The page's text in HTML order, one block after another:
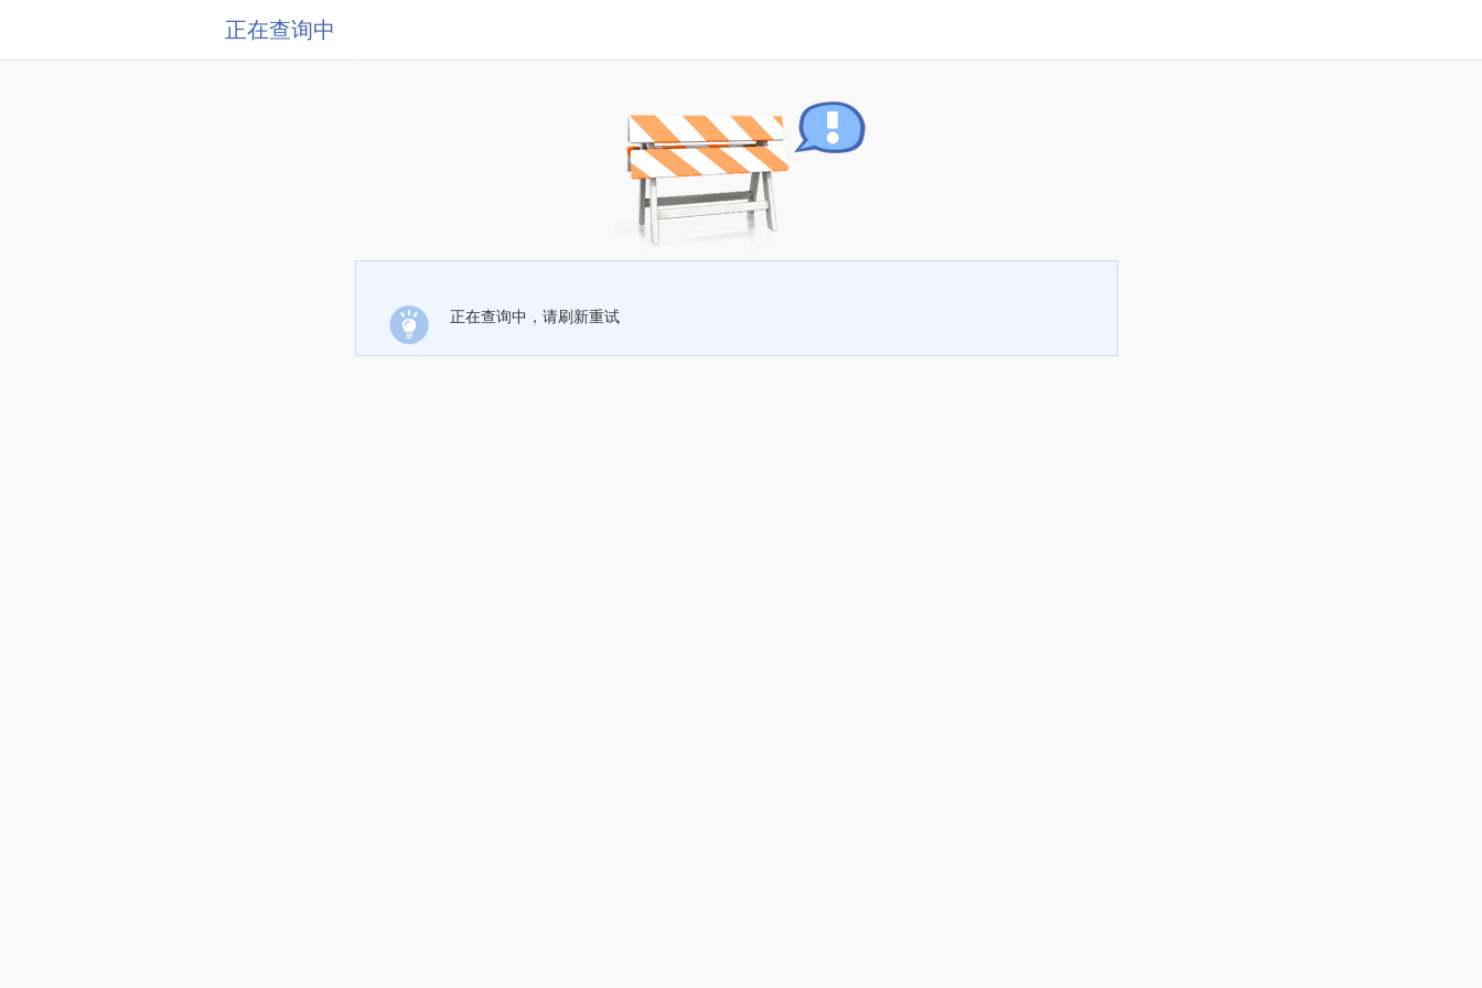
正在查询中
正在查询中，请刷新重试